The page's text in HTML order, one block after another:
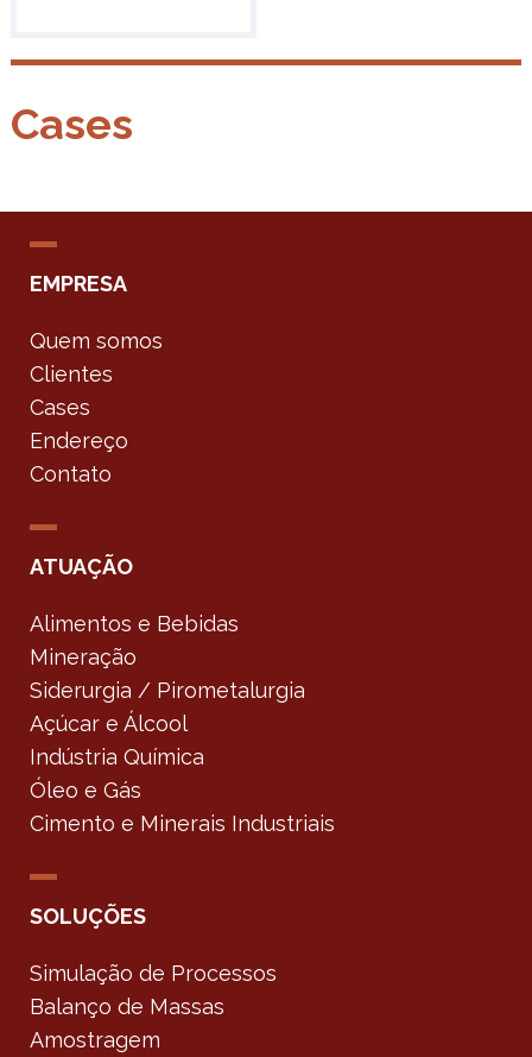
Cases
EMPRESA
Quem somos
Clientes
Cases
Endereço
Contato
ATUAÇÃO
Alimentos e Bebidas
Mineração
Siderurgia / Pirometalurgia
Açúcar e Álcool
Indústria Química
Óleo e Gás
Cimento e Minerais Industriais
SOLUÇÕES
Simulação de Processos
Balanço de Massas
Amostragem